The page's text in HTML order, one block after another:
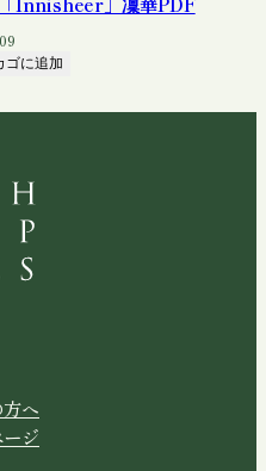
ゴに追加
へ
ジ